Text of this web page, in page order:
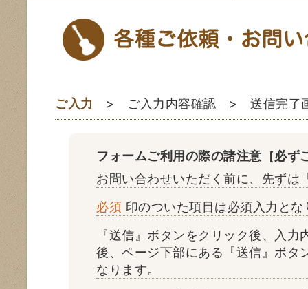
ご入力 > ご入力内容確認 > 送信完了
フォームご利用の際の諸注意［必ず
お問い合わせいただく前に、先ずは
必須 印のついた項目は必須入力とな
『送信』ボタンをクリック後、入
後、ページ下部にある『送信』ボタ
なります。